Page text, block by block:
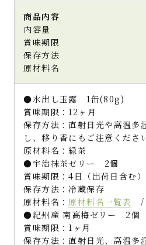
商品内容
内容量
賞味期限
保存方法
原材料名
●水出し玉露 1缶(80g)
賞味期限：12ヶ月
保存方法：直射日光や高温多
し、移り香にもご注意くださ
原材料名：緑茶
●宇治抹茶ゼリー 2個
賞味期限：4日（出荷日含む）
保存方法：冷蔵保存
原材料名： 原材料名一覧表
●紀州産 南高梅ゼリー 2個
賞味期限：1ヶ月
保存方法：直射日光、高温多